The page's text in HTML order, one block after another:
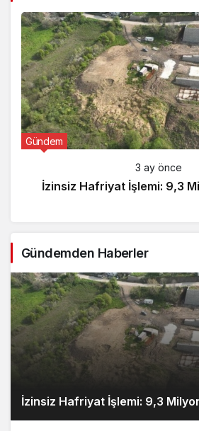
Gündem
3 ay önce
İzinsiz Hafriyat İşlemi: 9,3
Gündemden Haberler
İzinsiz Hafriyat İşlemi: 9,3